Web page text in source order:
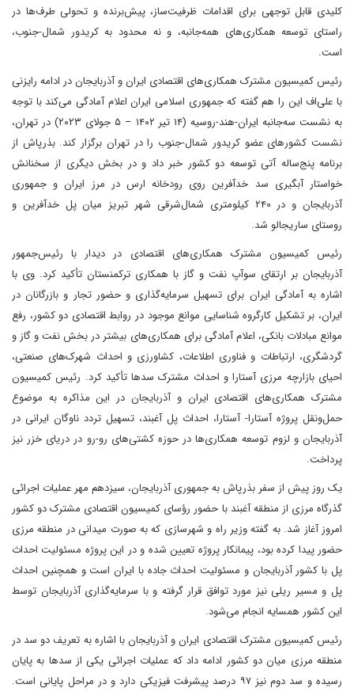
کلیدی قابل توجهی برای اقدامات ظرفیت‌ساز، پیش‌برنده و تحولی طرف‌ها در
راستای توسعه همکاری‌های همه‌جانبه، و نه محدود به کریدور شمال-جنوب،
است.
رئیس کمیسیون مشترک همکاری‌های اقتصادی ایران و آذربایجان در ادامه رایزنی
با علی‌اف این را هم گفته که جمهوری اسلامی ایران اعلام آمادگی می‌کند با توجه
به نشست سه‌جانبه ایران-هند-روسیه (۱۴ تیر ۱۴۰۲ – ۵ جولای ۲۰۲۳) در تهران،
نشست کشورهای عضو کریدور شمال-جنوب را در تهران برگزار کند. بذرپاش از
برنامه پنج‌ساله آتی توسعه دو کشور خبر داد و در بخش دیگری از سخنانش
خواستار آبگیری سد خدآفرین روی رودخانه ارس در مرز ایران و جمهوری
آذربایجان و در ۲۴۰ کیلومتری شمال‌شرقی شهر تبریز میان پل خدآفرین و
روستای ساریجالو شد.
رئیس کمیسیون مشترک همکاری‌های اقتصادی در دیدار با رئیس‌جمهور
آذربایجان بر ارتقای سوآپ نفت و گاز با همکاری ترکمنستان تأکید کرد. وی با
اشاره به آمادگی ایران برای تسهیل سرمایه‌گذاری و حضور تجار و بازرگانان در
ایران، بر تشکیل کارگروه شناسایی موانع موجود در روابط اقتصادی دو کشور، رفع
موانع مبادلات بانکی، اعلام آمادگی برای همکاری‌های بیشتر در بخش نفت و گاز و
گردشگری، ارتباطات و فناوری اطلاعات، کشاورزی و احداث شهرک‌های صنعتی،
احیای بازارچه مرزی آستارا و احداث مشترک سدها تأکید کرد. رئیس کمیسیون
مشترک همکاری‌های اقتصادی ایران و آذربایجان در این مذاکره به موضوع
حمل‌ونقل پروژه آستارا- آستارا، احداث پل آغبند، تسهیل تردد ناوگان ایرانی در
آذربایجان و لزوم توسعه همکاری‌ها در حوزه کشتی‌های رو-رو در دریای خزر نیز
پرداخت.
یک روز پیش از سفر بذرپاش به جمهوری آذربایجان، سیزدهم مهر عملیات اجرائی
گذرگاه مرزی از منطقه آغبند با حضور رؤسای کمیسیون اقتصادی مشترک دو کشور
امروز آغاز شد. به گفته وزیر راه و شهرسازی که به صورت میدانی در منطقه مرزی
حضور پیدا کرده بود، پیمانکار پروژه تعیین شده و در این پروژه مسئولیت احداث
پل با کشور آذربایجان و مسئولیت احداث جاده با ایران است و همچنین احداث
پل و مسیر ریلی نیز مورد توافق قرار گرفته و با سرمایه‌گذاری آذربایجان توسط
این کشور همسایه انجام می‌شود.
رئیس کمیسیون مشترک اقتصادی ایران و آذربایجان با اشاره به تعریف دو سد در
منطقه مرزی میان دو کشور ادامه داد که عملیات اجرائی یکی از سدها به پایان
رسیده و سد دوم نیز ۹۷ درصد پیشرفت فیزیکی دارد و در مراحل پایانی است.